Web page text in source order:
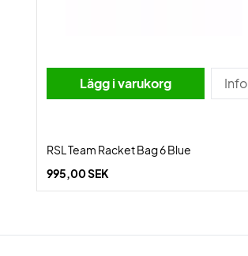
Lägg i varukorg Info
RSL Team Racket Bag 6 Blue
995,00 SEK